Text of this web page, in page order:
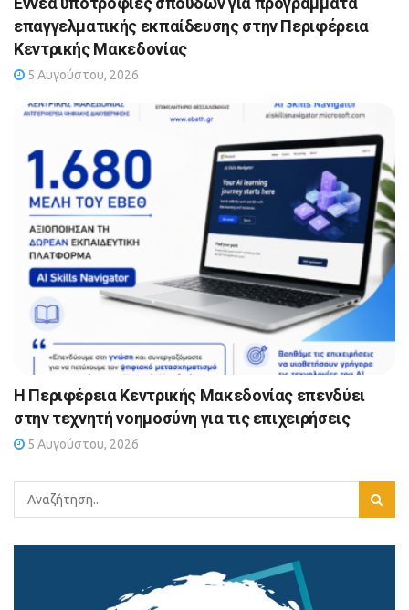
επαγγελματικής εκπαίδευσης στην Περιφέρεια
Κεντρικής Μακεδονίας
5 Αυγούστου, 2026
Η Περιφέρεια Κεντρικής Μακεδονίας επενδύει
στην τεχνητή νοημοσύνη για τις επιχειρήσεις
5 Αυγούστου, 2026